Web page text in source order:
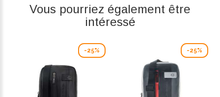
Vous pourriez également être
intéressé
-25% -25%